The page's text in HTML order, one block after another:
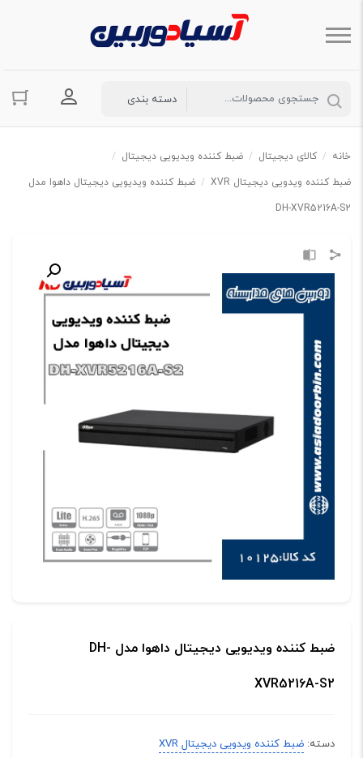
ورود به
خانه / کالای دیجیتال / ضبط کننده ویدیویی دیجیتال /
ضبط کننده ویدویی دیجیتال XVR
/ ضبط کننده ویدیویی دیجیتال داهوا مدل
DH-XVR5216A-S2
ضبط کننده ویدیویی دیجیتال داهوا مدل DH-
XVR5216A-S2
دسته: ضبط کننده ویدویی دیجیتال XVR